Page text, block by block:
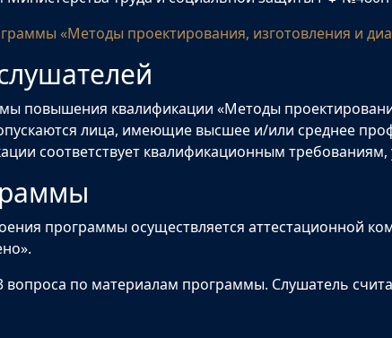
«Методы проектирования, изготовления и
повышения квалификации «Методы
лица, имеющие высшее и/или среднее
соответствует квалификационным
программы осуществляется аттестационной
вопроса по материалам программы. Слушатель